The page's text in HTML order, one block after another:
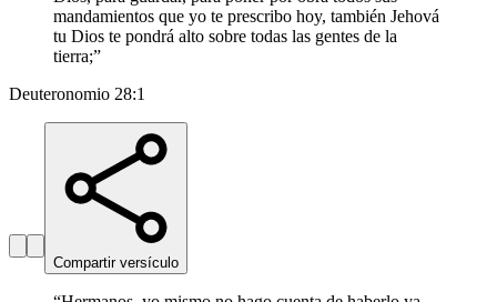
mandamientos que yo te prescribo hoy, también Jehová
tu Dios te pondrá alto sobre todas las gentes de la
tierra;”
Deuteronomio 28:1
Compartir versículo